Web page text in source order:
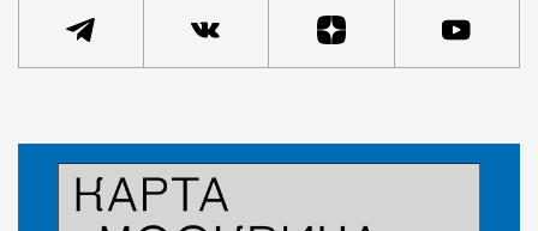
Статья
Город
Николай Спиридонов